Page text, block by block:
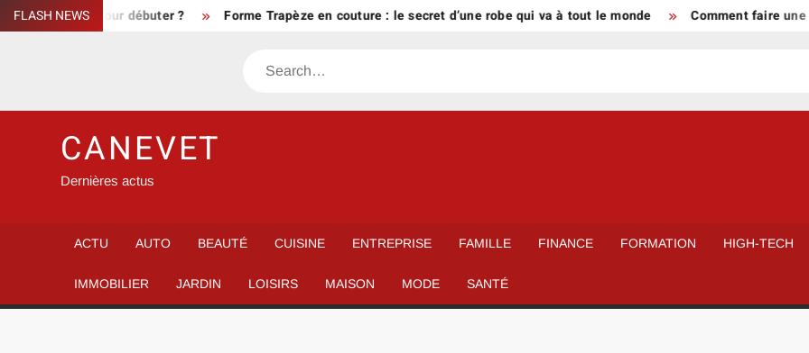
Skip
to
FLASH NEWS
choisir pour débuter ? Forme Trapèze en couture : le secret d’une robe qui va à tout le monde Comment faire une
Search
CANEVET
Dernières actus
ACTU AUTO BEAUTÉ CUISINE ENTREPRISE FAMILLE FINANCE FORMATION HIGH-TECH
IMMOBILIER JARDIN LOISIRS MAISON MODE SANTÉ